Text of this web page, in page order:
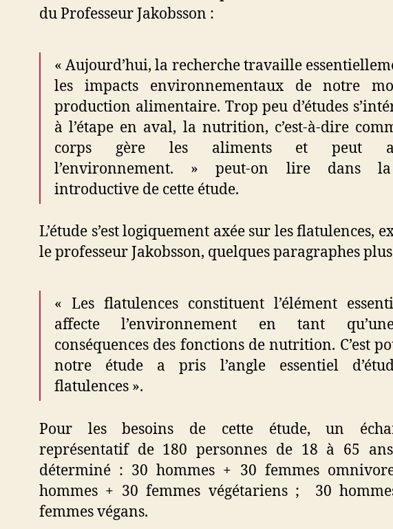
du Professeur Jakobsson :
« Aujourd’hui, la recherche travaille
les impacts environnementaux de notre
production alimentaire. Trop peu d’études
à l’étape en aval, la nutrition, c’est-à-dire
corps gère les aliments et peut
l’environnement. » peut-on lire dans
introductive de cette étude.
L’étude s’est logiquement axée sur les flatulences,
le professeur Jakobsson, quelques paragraphes
« Les flatulences constituent l’élément
affecte l’environnement en tant
conséquences des fonctions de nutrition. C’est
notre étude a pris l’angle essentiel
flatulences ».
Pour les besoins de cette étude, un
représentatif de 180 personnes de 18 à 65
déterminé : 30 hommes + 30 femmes
hommes + 30 femmes végétariens ; 30
femmes végans.